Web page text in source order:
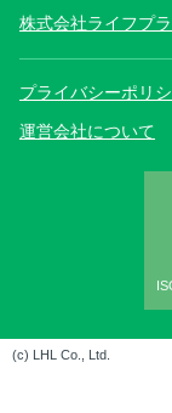
株式会社ライフプ
プライバシーポリ
運営会社について
(c) LHL Co., Ltd.